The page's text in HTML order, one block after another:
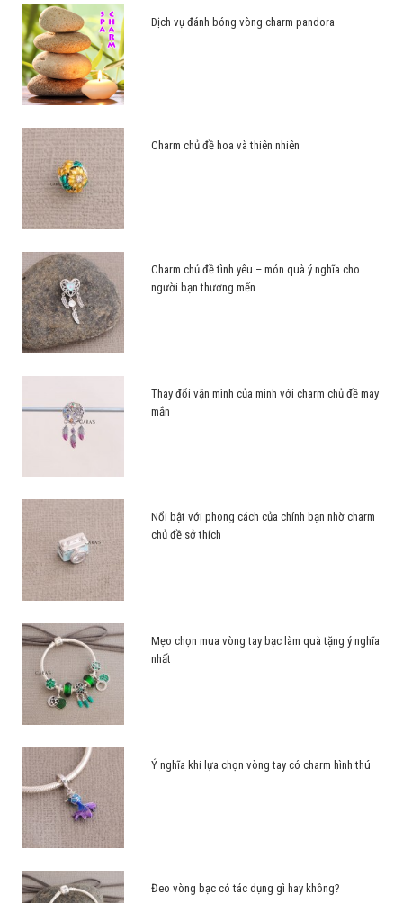
Dịch vụ đánh bóng vòng charm pandora
Charm chủ đề hoa và thiên nhiên
Charm chủ đề tình yêu – món quà ý nghĩa cho
người bạn thương mến
Thay đổi vận mình của mình với charm chủ đề may
mắn
Nổi bật với phong cách của chính bạn nhờ charm
chủ đề sở thích
Mẹo chọn mua vòng tay bạc làm quà tặng ý nghĩa
nhất
Ý nghĩa khi lựa chọn vòng tay có charm hình thú
Đeo vòng bạc có tác dụng gì hay không?